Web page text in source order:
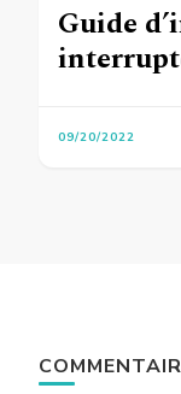
Guide
09/20/2022